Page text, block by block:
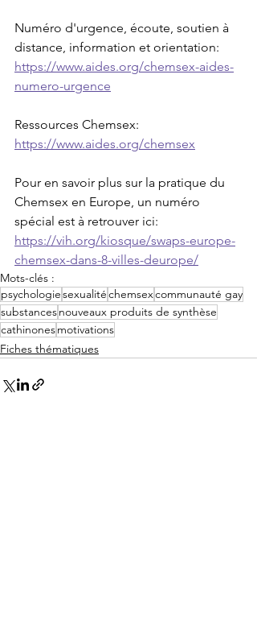
Numéro d'urgence, écoute, soutien à
distance, information et orientation:
https://www.aides.org/chemsex-aides-
numero-urgence
Ressources Chemsex:
https://www.aides.org/chemsex
Pour en savoir plus sur la pratique du
Chemsex en Europe, un numéro
spécial est à retrouver ici:
https://vih.org/kiosque/swaps-europe-
chemsex-dans-8-villes-deurope/
Mots-clés :
psychologiesexualitéchemsexcommunauté gay
substancesnouveaux produits de synthèse
cathinonesmotivations
Fiches thématiques